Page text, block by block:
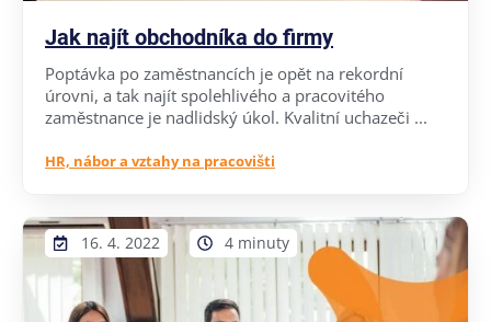
Jak najít obchodníka do firmy
Poptávka po zaměstnancích je opět na rekordní
úrovni, a tak najít spolehlivého a pracovitého
zaměstnance je nadlidský úkol. Kvalitní uchazeči ...
HR, nábor a vztahy na pracovišti
16. 4. 2022 4 minuty